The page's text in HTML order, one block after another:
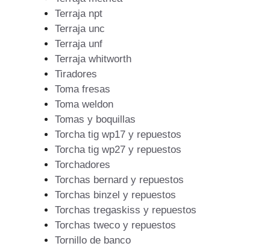
Terraja npt
Terraja unc
Terraja unf
Terraja whitworth
Tiradores
Toma fresas
Toma weldon
Tomas y boquillas
Torcha tig wp17 y repuestos
Torcha tig wp27 y repuestos
Torchadores
Torchas bernard y repuestos
Torchas binzel y repuestos
Torchas tregaskiss y repuestos
Torchas tweco y repuestos
Tornillo de banco